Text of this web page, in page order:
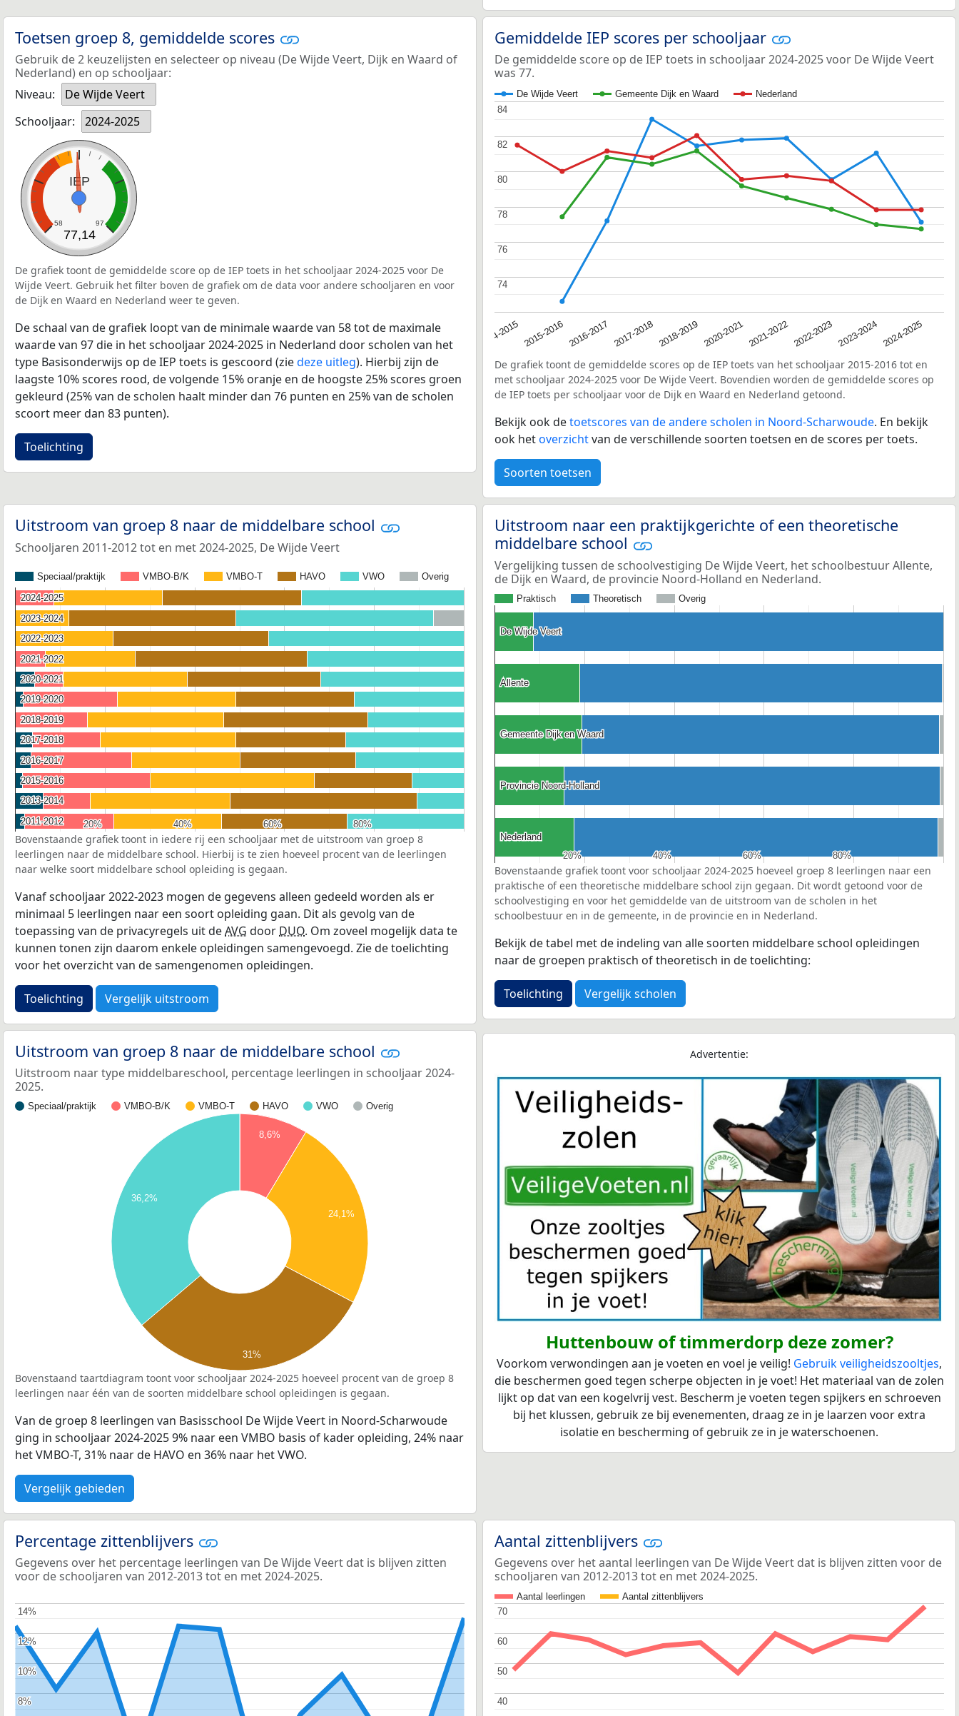
Toetsen groep 8, gemiddelde scores
Gebruik de 2 keuzelijsten en selecteer op niveau (De Wijde Veert, Dijk en Waard of
Nederland) en op schooljaar:
Niveau:
De Wijde Veert
Schooljaar:
2024-2025
IEP
58 97
77,14
De grafiek toont de gemiddelde score op de IEP toets in het schooljaar 2024-2025 voor De
Wijde Veert. Gebruik het filter boven de grafiek om de data voor andere schooljaren en voor
de Dijk en Waard en Nederland weer te geven.
De schaal van de grafiek loopt van de minimale waarde van 58 tot de maximale
waarde van 97 die in het schooljaar 2024-2025 in Nederland door scholen van het
type Basisonderwijs op de IEP toets is gescoord (ziedeze uitleg). Hierbij zijn de
laagste 10% scores rood, de volgende 15% oranje en de hoogste 25% scores groen
gekleurd (25% van de scholen haalt minder dan 76 punten en 25% van de scholen
scoort meer dan 83 punten).
Toelichting
Gemiddelde IEP scores per schooljaar
De gemiddelde score op de IEP toets in schooljaar 2024-2025 voor De Wijde Veert
was 77.
De Wijde Veert Gemeente Dijk en Waard Nederland
2014-2015 2015-2016 2016-2017 2017-2018 2018-2019 2020-20212021-20222022-2023 2023-2024 2024-2025
74
74
76
76
78
78
80
80
82
82
84
84
De grafiek toont de gemiddelde scores op de IEP toets van het schooljaar 2015-2016 tot en
met schooljaar 2024-2025 voor De Wijde Veert. Bovendien worden de gemiddelde scores op
de IEP toets per schooljaar voor de Dijk en Waard en Nederland getoond.
Bekijk ook detoetscores van de andere scholen in Noord-Scharwoude. En bekijk
ook hetoverzichtvan de verschillende soorten toetsen en de scores per toets.
Soorten toetsen
Uitstroom van groep 8 naar de middelbare school
Schooljaren 2011-2012 tot en met 2024-2025, De Wijde Veert
Speciaal/praktijk VMBO-B/K VMBO-T HAVO VWO Overig
20%
20% 40%
40% 60%
60% 80%
80%
2024-2025
2024-2025
2023-2024
2023-2024
2022-2023
2022-2023
2021-2022
2021-2022
2020-2021
2020-2021
2019-2020
2019-2020
2018-2019
2018-2019
2017-2018
2017-2018
2016-2017
2016-2017
2015-2016
2015-2016
2013-2014
2013-2014
2011-2012
2011-2012
Bovenstaande grafiek toont in iedere rij een schooljaar met de uitstroom van groep 8
leerlingen naar de middelbare school. Hierbij is te zien hoeveel procent van de leerlingen
naar welke soort middelbare school opleiding is gegaan.
Vanaf schooljaar 2022-2023 mogen de gegevens alleen gedeeld worden als er
minimaal 5 leerlingen naar een soort opleiding gaan. Dit als gevolg van de
toepassing van de privacyregels uit deAVG door DUO. Om zoveel mogelijk data te
kunnen tonen zijn daarom enkele opleidingen samengevoegd. Zie de toelichting
voor het overzicht van de samengenomen opleidingen.
Toelichting Vergelijk uitstroom
Uitstroom naar een praktijkgerichte of een theoretische
middelbare school
Vergelijking tussen de schoolvestiging De Wijde Veert, het schoolbestuur Allente,
de Dijk en Waard, de provincie Noord-Holland en Nederland.
Praktisch Theoretisch Overig
20%
20% 40%
40% 60%
60% 80%
80%
De Wijde Veert
De Wijde Veert
Allente
Allente
Gemeente Dijk en Waard
Gemeente Dijk en Waard
Provincie Noord-Holland
Provincie Noord-Holland
Nederland
Nederland
Bovenstaande grafiek toont voor schooljaar 2024-2025 hoeveel groep 8 leerlingen naar een
praktische of een theoretische middelbare school zijn gegaan. Dit wordt getoond voor de
schoolvestiging en voor het gemiddelde van de uitstroom van de scholen in het
schoolbestuur en in de gemeente, in de provincie en in Nederland.
Bekijk de tabel met de indeling van alle soorten middelbare school opleidingen
naar de groepen praktisch of theoretisch in de toelichting:
Toelichting Vergelijk scholen
Uitstroom van groep 8 naar de middelbare school
Uitstroom naar type middelbareschool, percentage leerlingen in schooljaar 2024-
2025.
Speciaal/praktijk VMBO-B/K VMBO-T HAVO VWO Overig
8,6%
24,1%
36,2%
31%
Bovenstaand taartdiagram toont voor schooljaar 2024-2025 hoeveel procent van de groep 8
leerlingen naar één van de soorten middelbare school opleidingen is gegaan.
Van de groep 8 leerlingen van Basisschool De Wijde Veert in Noord-Scharwoude
ging in schooljaar 2024-2025 9% naar een VMBO basis of kader opleiding, 24% naar
het VMBO-T, 31% naar de HAVO en 36% naar het VWO.
Vergelijk gebieden
Advertentie:
Huttenbouw of timmerdorp deze zomer?
Voorkom verwondingen aan je voeten en voel je veilig! Gebruik veiligheidszooltjes,
die beschermen goed tegen scherpe objecten in je voet! Het materiaal van de zolen
lijkt op dat van een kogelvrij vest. Bescherm je voeten tegen spijkers en schroeven
bij het klussen, gebruik ze bij evenementen, draag ze in je laarzen voor extra
isolatie en bescherming of gebruik ze in je waterschoenen.
Percentage zittenblijvers
Gegevens over het percentage leerlingen van De Wijde Veert dat is blijven zitten
voor de schooljaren van 2012-2013 tot en met 2024-2025.
8%
8%
10%
10%
12%
12%
14%
14%
Aantal zittenblijvers
Gegevens over het aantal leerlingen van De Wijde Veert dat is blijven zitten voor de
schooljaren van 2012-2013 tot en met 2024-2025.
Aantal leerlingen Aantal zittenblijvers
40
40
50
50
60
60
70
70